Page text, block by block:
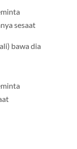
sesaat
bawa dia